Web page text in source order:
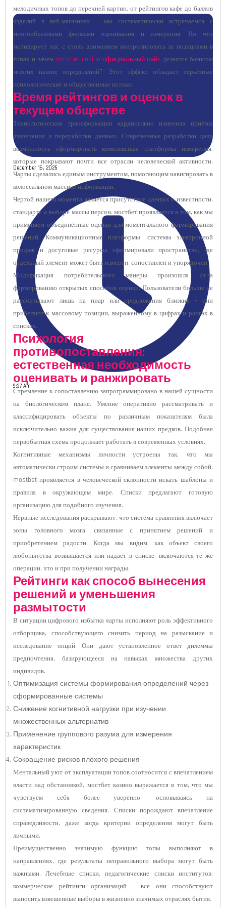
December 16, 2025
9:37 Am
мелодичных топов до перечней картин, от рейтингов кафе до баллов
изделий в веб-магазинах – мы систематически встречаемся с
многообразными формами оценивания и измерения. Но что
мотивирует нас с столь вниманием контролировать за позициями в
топах и зачем mostbet casino официальный сайт делается базисом
многих наших определений? Этот эффект обладает серьёзные
психологические и общественные истоки.
Время рейтингов и оценок в
текущем обществе
Технологическая трансформация кардинально изменила приёмы
извлечения и переработки данных. Современные разработки дали
возможность сформировать комплексные платформы измерения,
которые покрывают почти все отрасли человеческой активности.
Чарты сделались единым инструментом, помогающим навигировать в
колоссальном массиве информации.
Чертой нашего момента является присутствие данных о известности,
стандарте и выборе массы персон. мостбет проявляется в том, как мы
применяем объединённые оценки для моментального формирования
решений. Коммуникационные платформы, системы электронной
продаж и досуговые ресурсы сформировали пространство, где
отдельный элемент может быть измерен, сопоставлен и упорядочен.
Модификация потребительского манеры произошла из-за
формированию открытых способов оценки. Пользователи больше не
рассчитывают лишь на пиар или предложения близких – они
прибегают к массовому позиции, выраженному в цифрах и рангах в
списках.
Психология
противопоставления:
естественная необходимость
оценивать и ранжировать
Стремление к сопоставлению запрограммировано в нашей сущности
на биологическом плане. Умение оперативно рассматривать и
классифицировать объекты по различным показателям была
исключительно важна для существования наших предков. Подобная
первобытная схема продолжает работать в современных условиях.
Когнитивные механизмы личности устроены так, что мы
автоматически строим системы и сравниваем элементы между собой.
mostbet проявляется в человеческой склонности искать шаблоны и
правила в окружающем мире. Списки предлагают готовую
организацию для подобного изучения.
Нервные исследования раскрывают, что система сравнения включает
зоны головного мозга, связанные с принятием решений и
приобретением радости. Когда мы видим, как объект своего
любопытства возвышается или падает в списке, включаются те же
операции, что и при получении награды.
Рейтинги как способ вынесения
решений и уменьшения
размытости
В ситуации цифрового избытка чарты исполняют роль эффективного
отборщика, способствующего снизить период на разыскание и
исследование опций. Они дают установленное ответ дилеммы
предпочтения, базирующееся на навыках множества других
индивидов.
Оптимизация системы формирования определений через
сформированные системы
Снижение когнитивной нагрузки при изучении
множественных альтернатив
Применение группового разума для измерения
характеристик
Сокращение рисков плохого решения
Ментальный уют от эксплуатации топов соотносится с впечатлением
власти над обстановкой. мостбет казино выражается в том, что мы
чувствуем себя более уверенно, основываясь на
систематизированную сведения. Списки порождают впечатление
справедливости, даже когда критерии определения могут быть
личными.
Преимущественно значимую функцию топы выполняют в
направлениях, где результаты неправильного выбора могут быть
важными. Лечебные списки, педагогические списки институтов,
коммерческие рейтинги организаций – все они способствуют
выносить взвешенные выборы в жизненно значимых отраслях бытия.